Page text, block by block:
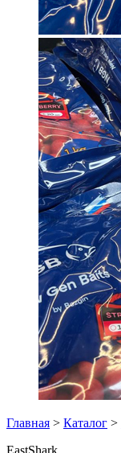
Главная > Каталог >
EastShark